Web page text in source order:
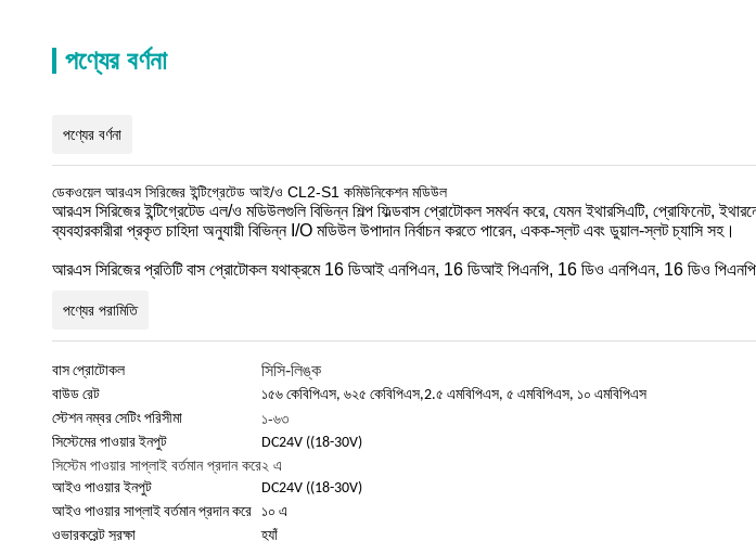
পণ্যের বর্ণনা
পণ্যের বর্ণনা
ডেকওয়েল আরএস সিরিজের ইন্টিগ্রেটেড আই/ও CL2-S1 কমিউনিকেশন মডিউল
আরএস সিরিজের ইন্টিগ্রেটেড এল/ও মডিউলগুলি বিভিন্ন শিল্প ফিল্ডবাস প্রোটোকল সমর্থন করে, যেমন ইথারসিএটি, প্রোফিনেট,
ব্যবহারকারীরা প্রকৃত চাহিদা অনুযায়ী বিভিন্ন I/O মডিউল উপাদান নির্বাচন করতে পারেন, একক-স্লট এবং ডুয়াল-স্লট চ্যাসি সহ।
আরএস সিরিজের প্রতিটি বাস প্রোটোকল যথাক্রমে 16 ডিআই এনপিএন, 16 ডিআই পিএনপি, 16 ডিও এনপিএন, 16 ডিও
পণ্যের পরামিতি
বাস প্রোটোকল সিসি-লিঙ্ক
বাউড রেট
১৫৬ কেবিপিএস, ৬২৫ কেবিপিএস,2.৫ এমবিপিএস, ৫ এমবিপিএস, ১০ এমবিপিএস
স্টেশন নম্বর সেটিং পরিসীমা
১-৬৩
সিস্টেমের পাওয়ার ইনপুট DC24V ((18-30V)
সিস্টেম পাওয়ার সাপ্লাই বর্তমান প্রদান করে২ এ
আইও পাওয়ার ইনপুট
DC24V ((18-30V)
আইও পাওয়ার সাপ্লাই বর্তমান প্রদান করে
১০ এ
ওভারকরেন্ট সুরক্ষা
হ্যাঁ